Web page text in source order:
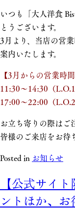
いつも「大人洋食
とうございます。
3月より、当店の営
案内いたします。
【3月からの営業時間
11:30〜14:30（
17:00〜22:00（
お立ち寄りの際はご
皆様のご来店をお待
Posted in お知らせ
【公式サイ
ントほか、お